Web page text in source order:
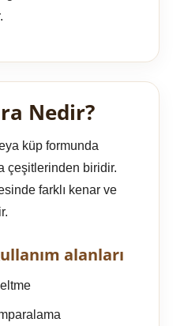
Nedir?
küp formunda
çeşitlerinden biridir.
farklı kenar ve
alanları